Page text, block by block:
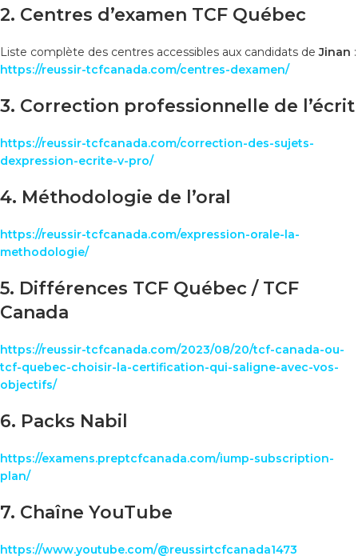
2. Centres d’examen TCF Québec
Liste complète des centres accessibles aux candidats deJinan :
https://reussir-tcfcanada.com/centres-dexamen/
3. Correction professionnelle de l’écrit
https://reussir-tcfcanada.com/correction-des-sujets-
dexpression-ecrite-v-pro/
4. Méthodologie de l’oral
https://reussir-tcfcanada.com/expression-orale-la-
methodologie/
5. Différences TCF Québec / TCF
Canada
https://reussir-tcfcanada.com/2023/08/20/tcf-canada-ou-
tcf-quebec-choisir-la-certification-qui-saligne-avec-vos-
objectifs/
6. Packs Nabil
https://examens.preptcfcanada.com/iump-subscription-
plan/
7. Chaîne YouTube
https://www.youtube.com/@reussirtcfcanada1473